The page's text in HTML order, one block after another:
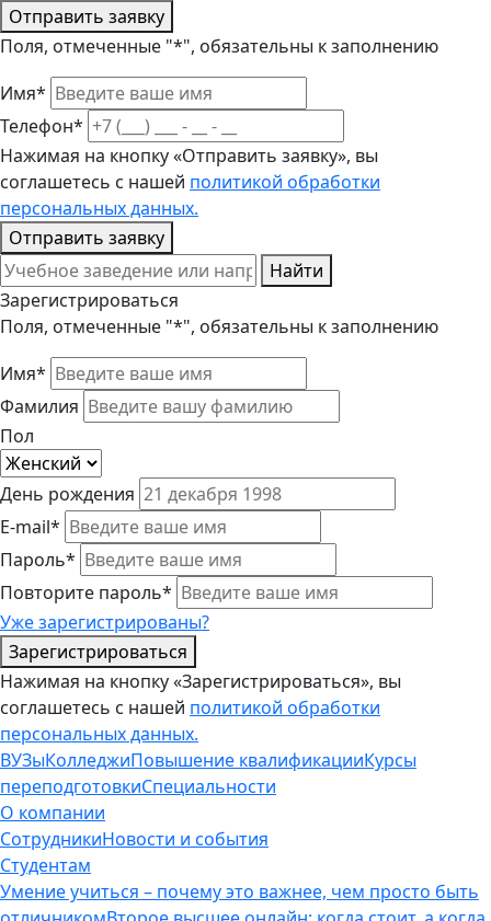
Отправить заявку
Поля, отмеченные "*", обязательны к заполнению
Имя*
Телефон*
Нажимая на кнопку «Отправить заявку», вы
соглашетесь с нашей политикой обработки
персональных данных.
Отправить заявку
Найти
Зарегистрироваться
Поля, отмеченные "*", обязательны к заполнению
Имя*
Фамилия
Пол
День рождения
E-mail*
Пароль*
Повторите пароль*
Уже зарегистрированы?
Зарегистрироваться
Нажимая на кнопку «Зарегистрироваться», вы
соглашетесь с нашей политикой обработки
персональных данных.
ВУЗыКолледжиПовышение квалификацииКурсы
переподготовкиСпециальности
О компании
СотрудникиНовости и события
Студентам
Умение учиться – почему это важнее, чем просто быть